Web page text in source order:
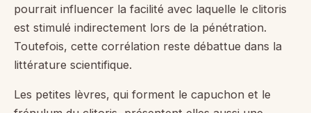
pourrait influencer la facilité avec laquelle le clitoris
est stimulé indirectement lors de la pénétration.
Toutefois, cette corrélation reste débattue dans la
littérature scientifique.
Les petites lèvres, qui forment le capuchon et le